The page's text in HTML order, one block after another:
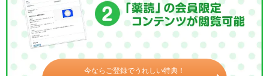
今ならご登録でうれしい特典！